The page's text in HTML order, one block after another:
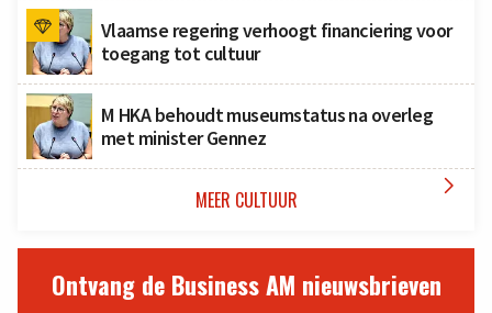
Vlaamse regering verhoogt financiering voor
toegang tot cultuur
M HKA behoudt museumstatus na overleg
met minister Gennez
MEER CULTUUR 
Ontvang de Business AM nieuwsbrieven